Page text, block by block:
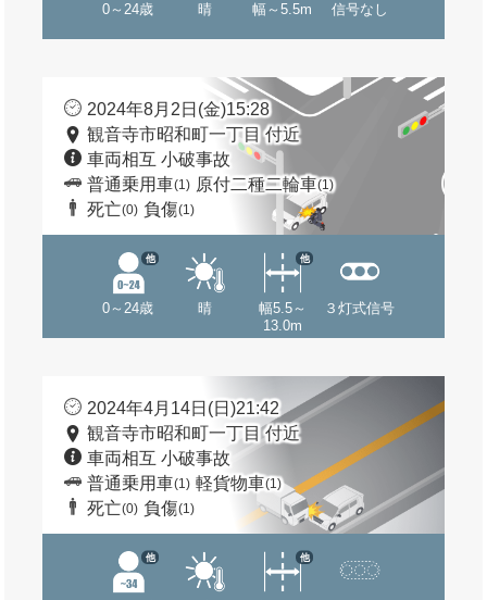
0～24歳 晴 幅～5.5m 信号なし
2024年8月2日(金)15:28
観音寺市昭和町一丁目 付近
車両相互 小破事故
普通乗用車(1) 原付二種二輪車(1)
死亡(0) 負傷(1)
0～24歳
他
晴
幅5.5～
13.0m
他
３灯式信号
2024年4月14日(日)21:42
観音寺市昭和町一丁目 付近
車両相互 小破事故
普通乗用車(1) 軽貨物車(1)
死亡(0) 負傷(1)
他 他